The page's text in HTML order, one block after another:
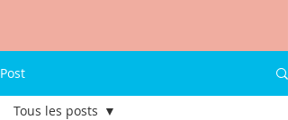
Post
Tous les posts